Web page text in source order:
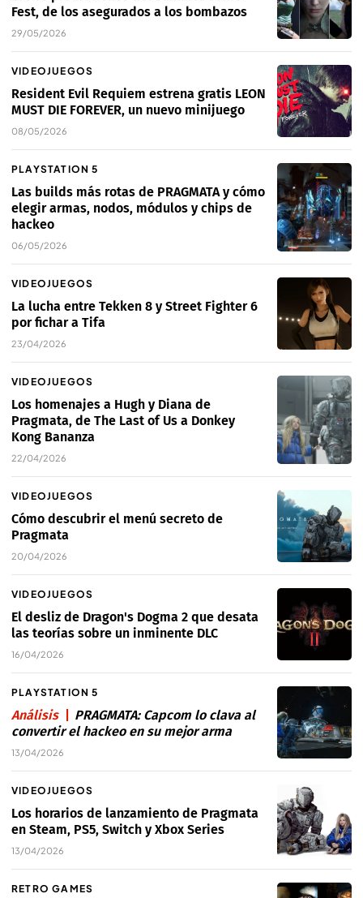
Fest, de los asegurados a los bombazos
29/05/2026
VIDEOJUEGOS
Resident Evil Requiem estrena gratis LEON
MUST DIE FOREVER, un nuevo minijuego
08/05/2026
PLAYSTATION 5
Las builds más rotas de PRAGMATA y cómo
elegir armas, nodos, módulos y chips de
hackeo
06/05/2026
VIDEOJUEGOS
La lucha entre Tekken 8 y Street Fighter 6
por fichar a Tifa
23/04/2026
VIDEOJUEGOS
Los homenajes a Hugh y Diana de
Pragmata, de The Last of Us a Donkey
Kong Bananza
22/04/2026
VIDEOJUEGOS
Cómo descubrir el menú secreto de
Pragmata
20/04/2026
VIDEOJUEGOS
El desliz de Dragon's Dogma 2 que desata
las teorías sobre un inminente DLC
16/04/2026
PLAYSTATION 5
Análisis
PRAGMATA: Capcom lo clava al
convertir el hackeo en su mejor arma
13/04/2026
VIDEOJUEGOS
Los horarios de lanzamiento de Pragmata
en Steam, PS5, Switch y Xbox Series
13/04/2026
RETRO GAMES